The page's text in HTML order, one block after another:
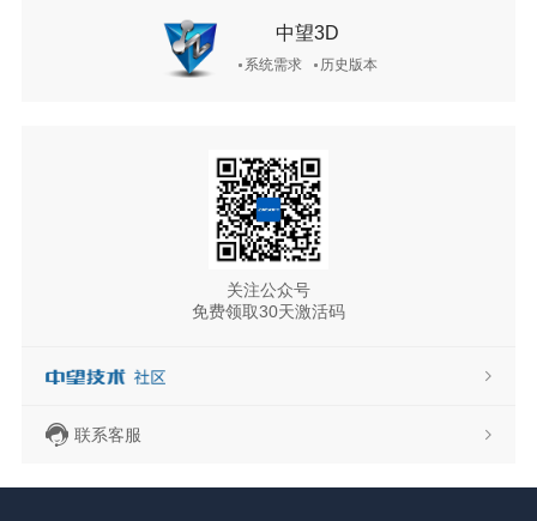
中望3D
系统需求 历史版本
关注公众号
免费领取30天激活码
联系客服